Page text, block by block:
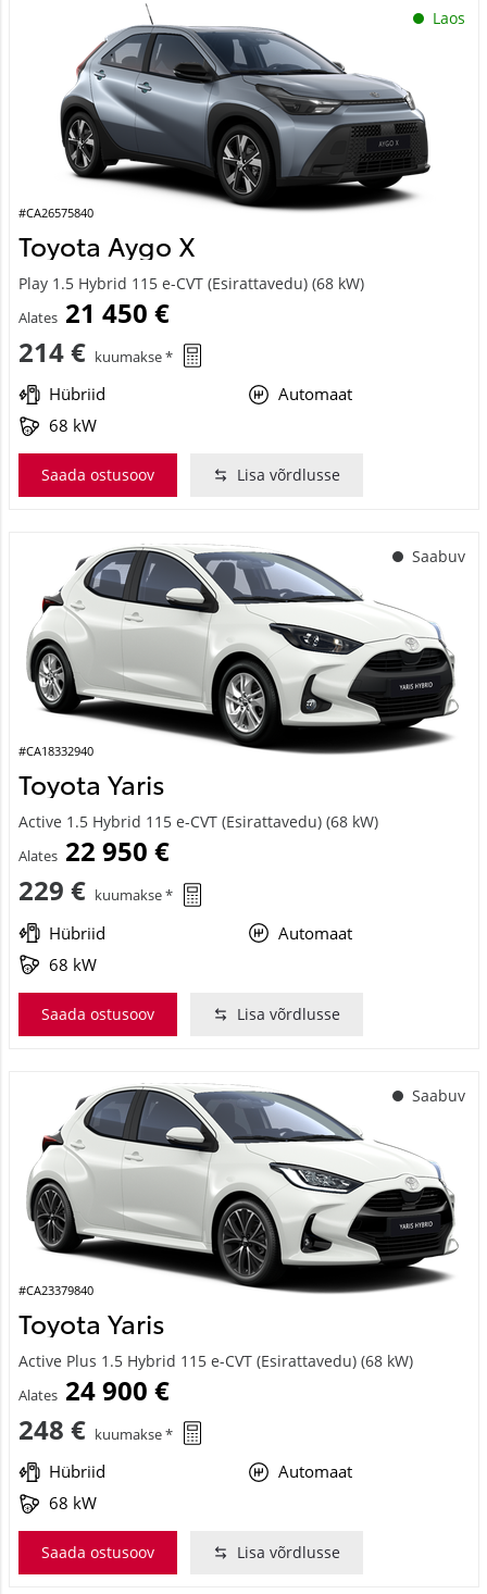
Laos
#CA26575840
Toyota Aygo X
Play 1.5 Hybrid 115 e-CVT (Esirattavedu) (68 kW)
Alates 21 450 €
214 € kuumakse *
Hübriid
Automaat
68 kW
Saada ostusoov Lisa võrdlusse
Saabuv
#CA18332940
Toyota Yaris
Active 1.5 Hybrid 115 e-CVT (Esirattavedu) (68 kW)
Alates 22 950 €
229 € kuumakse *
Hübriid
Automaat
68 kW
Saada ostusoov Lisa võrdlusse
Saabuv
#CA23379840
Toyota Yaris
Active Plus 1.5 Hybrid 115 e-CVT (Esirattavedu) (68 kW)
Alates 24 900 €
248 € kuumakse *
Hübriid
Automaat
68 kW
Saada ostusoov Lisa võrdlusse